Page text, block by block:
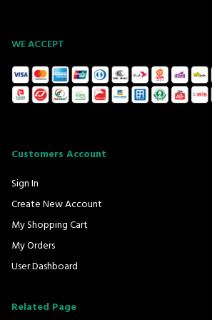
WE ACCEPT
Customers Account
Sign In
Create New Account
My Shopping Cart
My Orders
User Dashboard
Related Page